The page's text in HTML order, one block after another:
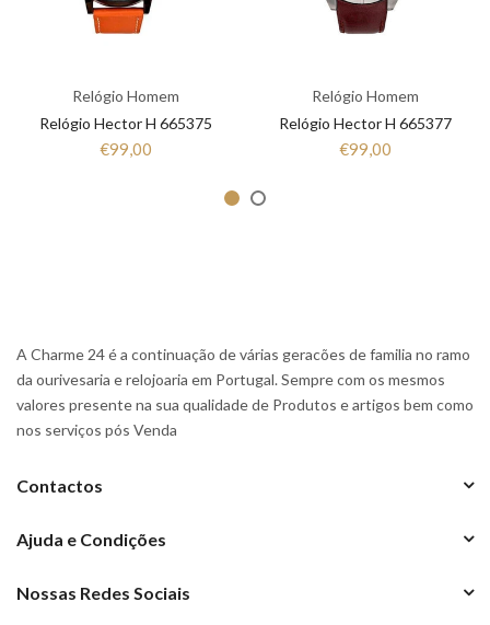
Relógio Homem
Relógio Hector H 665375
€99,00
Relógio Homem
Relógio Hector H 665377
€99,00
A Charme 24 é a continuação de várias geracões de familia no ramo
da ourivesaria e relojoaria em Portugal. Sempre com os mesmos
valores presente na sua qualidade de Produtos e artigos bem como
nos serviços pós Venda
Contactos
Ajuda e Condições
Nossas Redes Sociais